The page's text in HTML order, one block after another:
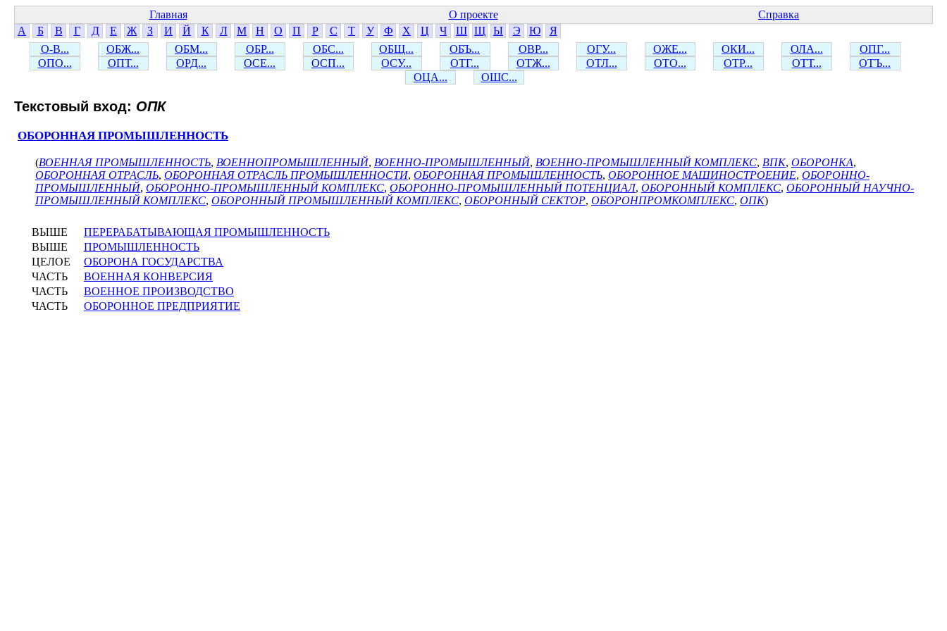
Главная О проекте
Справка
А
Б В Г Д Е Ж З И Й К Л М Н О П Р С Т У Ф Х Ц Ч Ш Щ Ы Э Ю
Я
О-В...
ОБЖ... ОБМ... ОБР... ОБС... ОБЩ... ОБЪ... ОВР... ОГУ... ОЖЕ... ОКИ... ОЛА...
ОПГ...
ОПО...
ОПТ... ОРД... ОСЕ... ОСП... ОСУ... ОТГ... ОТЖ... ОТЛ... ОТО... ОТР... ОТТ...
ОТЪ...
ОЦА...
ОШС...
Текстовый вход: ОПК
ОБОРОННАЯ ПРОМЫШЛЕННОСТЬ
(ВОЕННАЯ ПРОМЫШЛЕННОСТЬ, ВОЕННОПРОМЫШЛЕННЫЙ, ВОЕННО-ПРОМЫШЛЕННЫЙ, ВОЕННО-ПРОМЫШЛЕННЫЙ КОМПЛЕКС, ВПК, ОБОРОНКА,
ОБОРОННАЯ ОТРАСЛЬ, ОБОРОННАЯ ОТРАСЛЬ ПРОМЫШЛЕННОСТИ, ОБОРОННАЯ ПРОМЫШЛЕННОСТЬ, ОБОРОННОЕ МАШИНОСТРОЕНИЕ, ОБОРОННО-
ПРОМЫШЛЕННЫЙ, ОБОРОННО-ПРОМЫШЛЕННЫЙ КОМПЛЕКС, ОБОРОННО-ПРОМЫШЛЕННЫЙ ПОТЕНЦИАЛ, ОБОРОННЫЙ КОМПЛЕКС, ОБОРОННЫЙ НАУЧНО-
ПРОМЫШЛЕННЫЙ КОМПЛЕКС, ОБОРОННЫЙ ПРОМЫШЛЕННЫЙ КОМПЛЕКС, ОБОРОННЫЙ СЕКТОР, ОБОРОНПРОМКОМПЛЕКС, ОПК)
ВЫШЕ
ПЕРЕРАБАТЫВАЮЩАЯ ПРОМЫШЛЕННОСТЬ
ВЫШЕ
ПРОМЫШЛЕННОСТЬ
ЦЕЛОЕ
ОБОРОНА ГОСУДАРСТВА
ЧАСТЬ
ВОЕННАЯ КОНВЕРСИЯ
ЧАСТЬ
ВОЕННОЕ ПРОИЗВОДСТВО
ЧАСТЬ
ОБОРОННОЕ ПРЕДПРИЯТИЕ